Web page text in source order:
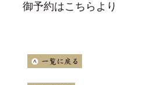
御予約はこちらより